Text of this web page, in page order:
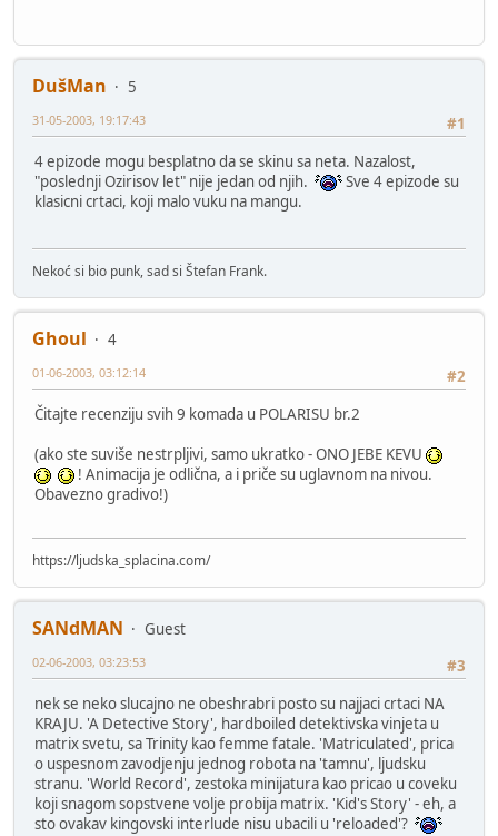
DušMan
5
#1
31-05-2003, 19:17:43
4 epizode mogu besplatno da se skinu sa neta. Nazalost,
"poslednji Ozirisov let" nije jedan od njih.
Sve 4 epizode su
klasicni crtaci, koji malo vuku na mangu.
Nekoć si bio punk, sad si Štefan Frank.
Ghoul
4
#2
01-06-2003, 03:12:14
Čitajte recenziju svih 9 komada u POLARISU br.2
(ako ste suviše nestrpljivi, samo ukratko - ONO JEBE KEVU
! Animacija je odlična, a i priče su uglavnom na nivou.
Obavezno gradivo!)
https://ljudska_splacina.com/
SANdMAN
Guest
#3
02-06-2003, 03:23:53
nek se neko slucajno ne obeshrabri posto su najjaci crtaci NA
KRAJU. 'A Detective Story', hardboiled detektivska vinjeta u
matrix svetu, sa Trinity kao femme fatale. 'Matriculated', prica
o uspesnom zavodjenju jednog robota na 'tamnu', ljudsku
stranu. 'World Record', zestoka minijatura kao pricao u coveku
koji snagom sopstvene volje probija matrix. 'Kid's Story' - eh, a
sto ovakav kingovski interlude nisu ubacili u 'reloaded'?